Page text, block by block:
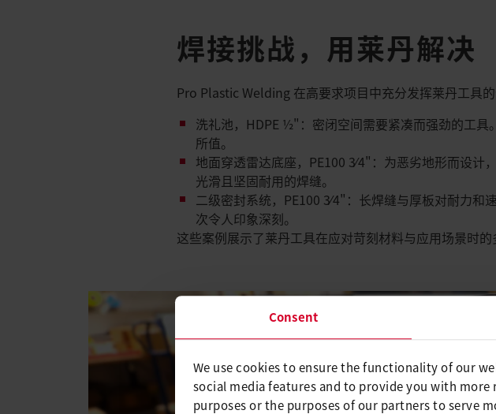
Consent
We use cookies to ensure the functionality of our
social media features and to provide you with
purposes or the purposes of our partners to serve
焊接挑战，用莱丹解决
Pro Plastic Welding 在高要求项目中充分发挥莱丹工具的
洗礼池，HDPE ½"：密闭空间需要紧凑而强劲的工
所值。​
地面穿透雷达底座，PE100 3⁄4"：为恶劣地形而设计
光滑且坚固耐用的焊缝。​
二级密封系统，PE100 3⁄4"：长焊缝与厚板对耐力和
次令人印象深刻。​
这些案例展示了莱丹工具在应对苛刻材料与应用场景时的